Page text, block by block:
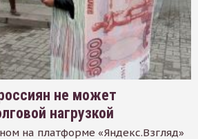
не может
нагрузкой
на платформе «Яндекс.Взгляд»